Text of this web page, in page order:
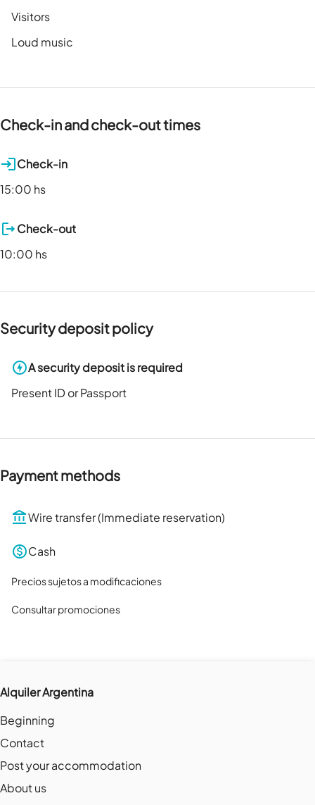
Visitors
Loud music
Check-in and check-out times
Check-in
15:00 hs
Check-out
10:00 hs
Security deposit policy
A security deposit is required
Present ID or Passport
Payment methods
Wire transfer (Immediate reservation)
Cash
Precios sujetos a modificaciones
Consultar promociones
Alquiler Argentina
Beginning
Contact
Post your accommodation
About us